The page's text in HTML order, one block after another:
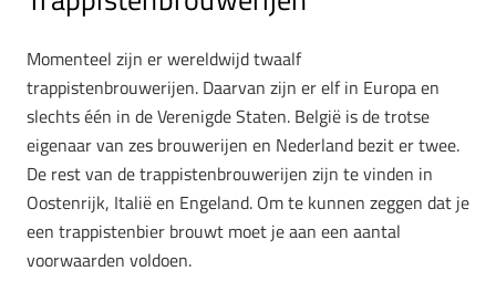
Momenteel zijn er wereldwijd twaalf
trappistenbrouwerijen. Daarvan zijn er elf in Europa en
slechts één in de Verenigde Staten. België is de trotse
eigenaar van zes brouwerijen en Nederland bezit er twee.
De rest van de trappistenbrouwerijen zijn te vinden in
Oostenrijk, Italië en Engeland. Om te kunnen zeggen dat je
een trappistenbier brouwt moet je aan een aantal
voorwaarden voldoen.